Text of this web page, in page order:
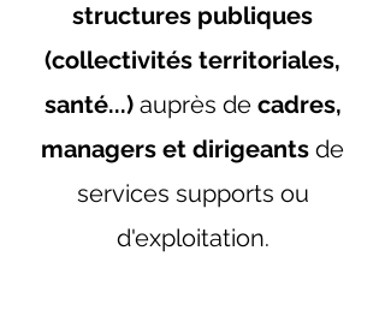
structures publiques
(collectivités territoriales,
santé...)auprès de cadres,
managers et dirigeants de
services supports ou
d'exploitation.